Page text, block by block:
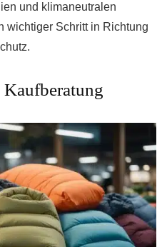
und klimaneutralen
wichtiger Schritt in Richtung